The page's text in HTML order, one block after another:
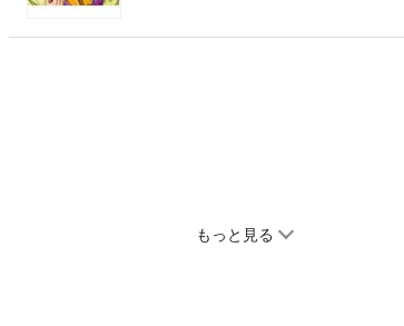
もっと見る